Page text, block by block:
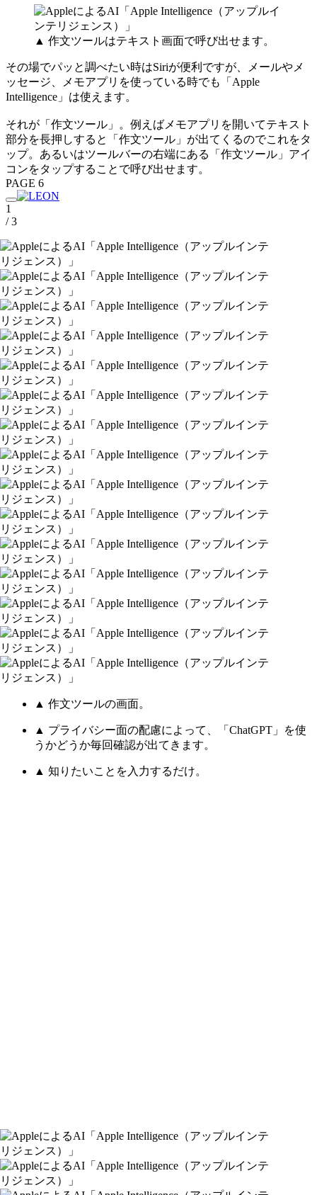
▲ 作文ツールはテキスト画面で呼び出せます。
その場でパッと調べたい時はSiriが便利ですが、メールやメ
ッセージ、メモアプリを使っている時でも「Apple
Intelligence」は使えます。
それが「作文ツール」。例えばメモアプリを開いてテキスト
部分を長押しすると「作文ツール」が出てくるのでこれをタ
ップ。あるいはツールバーの右端にある「作文ツール」アイ
コンをタップすることで呼び出せます。
PAGE 6
1
/ 3
▲ 作文ツールの画面。
▲ プライバシー面の配慮によって、「ChatGPT」を使
うかどうか毎回確認が出てきます。
▲ 知りたいことを入力するだけ。